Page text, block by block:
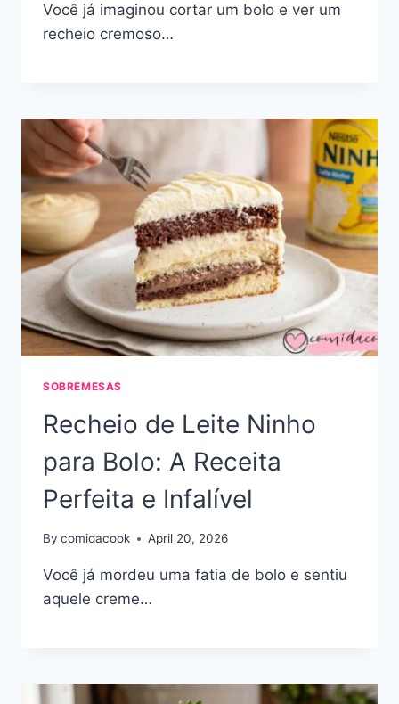
Você já imaginou cortar um bolo e ver um
recheio cremoso…
SOBREMESAS
Recheio de Leite Ninho
para Bolo: A Receita
Perfeita e Infalível
By comidacook April 20, 2026
Você já mordeu uma fatia de bolo e sentiu
aquele creme…